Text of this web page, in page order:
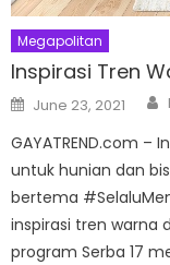
Megapolitan
Inspirasi Tren
Posted
on
June 23, 2021
GAYATREND.com
untuk hunian dan
bertema
inspirasi tren warna
program Serba 17